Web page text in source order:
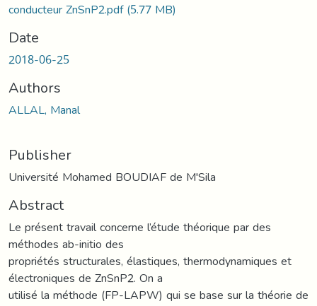
conducteur ZnSnP2.pdf(5.77 MB)
Date
2018-06-25
Authors
ALLAL, Manal
Publisher
Université Mohamed BOUDIAF de M'Sila
Abstract
Le présent travail concerne l’étude théorique par des
méthodes ab-initio des
propriétés structurales, élastiques, thermodynamiques et
électroniques de ZnSnP2. On a
utilisé la méthode (FP-LAPW) qui se base sur la théorie de